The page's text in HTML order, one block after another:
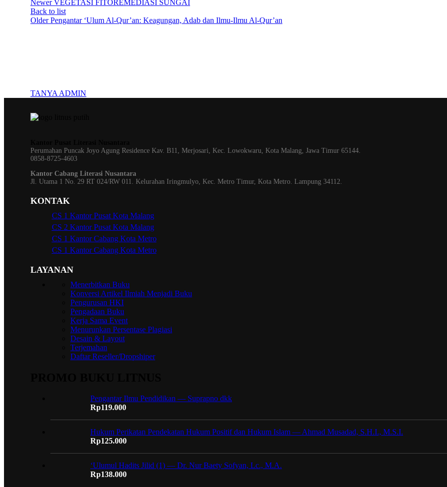
Newer VEGETASI FITOREMEDIASI SUNGAI
Back to list
Older Pengantar ‘Ulum Al-Qur’an: Keagungan, Adab dan Ilmu-Ilmu Al-Qur’an
TANYA ADMIN
Perumahan Puncak Joyo Agung Residence Kav. B11, Merjosari, Kec. Lowokwaru, Kota Malang, Jawa Timur 65144.
0858-8725-4603
Kantor Cabang Literasi Nusantara
Jl. Utama 1 No. 29 RT 024/RW 011. Kelurahan Iringmulyo, Kec. Metro Timur, Kota Metro. Lampung 34112.
KONTAK
CS 1 Kantor Pusat Kota Malang
CS 2 Kantor Pusat Kota Malang
CS 1 Kantor Cabang Kota Metro
CS 1 Kantor Cabang Kota Metro
LAYANAN
Menerbitkan Buku
Konversi Artikel Ilmiah Menjadi Buku
Pengurusan HKI
Pengadaan Buku
Kerja Sama Event
Menurunkan Persentase Plagiasi
Desain & Layout
Terjemahan
Daftar Reseller/Dropshiper
Pengantar Ilmu Pendidikan — Suprapno dkk
Rp119.000
Hukum Perikatan Pendekatan Hukum Positif dan Hukum Islam — Ahmad Musadad, S.H.I., M.S.I.
Rp125.000
‘Ulumul Hadits Jilid (1) — Dr. Nur Baety Sofyan, Lc., M.A.
Rp138.000